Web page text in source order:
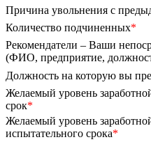
Причина увольнения с
Количество подчиненных*
Рекомендатели – Ваши
(ФИО, предприятие,
Должность на которую вы
Желаемый уровень
срок*
Желаемый уровень
испытательного срока*